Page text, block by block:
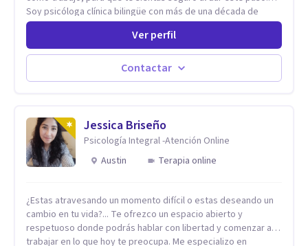
Soy psicóloga clínica bilingüe con más de una década de
experiencia. He dictado conferencias, escrito artículos y
ejercido como profesora universitaria. Un dato curioso: he
vivido en varios países y conozco de primera mano lo que
significa ser migrante, adaptarse a los cambios y empezar de
nuevo.
Ver perfil
Contactar
Jessica Briseño
Psicología Integral -Atención Online
Austin
Terapia online
¿Estas atravesando un momento difícil o estas deseando un
cambio en tu vida?... Te ofrezco un espacio abierto y
respetuoso donde podrás hablar con libertad y comenzar a
trabajar en lo que hoy te preocupa. Me especializo en